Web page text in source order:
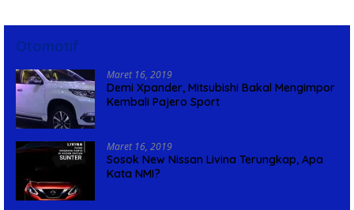
Otomotif
Maret 16, 2019
Demi Xpander, Mitsubishi Bakal Mengimpor
Kembali Pajero Sport
Maret 16, 2019
Sosok New Nissan Livina Terungkap, Apa
Kata NMI?